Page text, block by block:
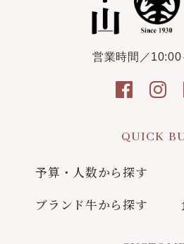
営業時間／
QUICK
予算・人数から探す
ブランド牛から探す